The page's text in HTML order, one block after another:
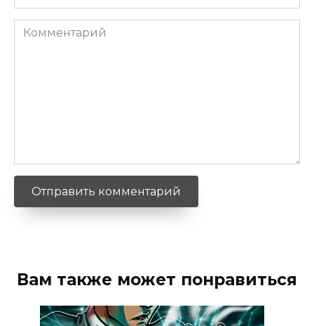
*
Комментарий
Вам также может понравиться